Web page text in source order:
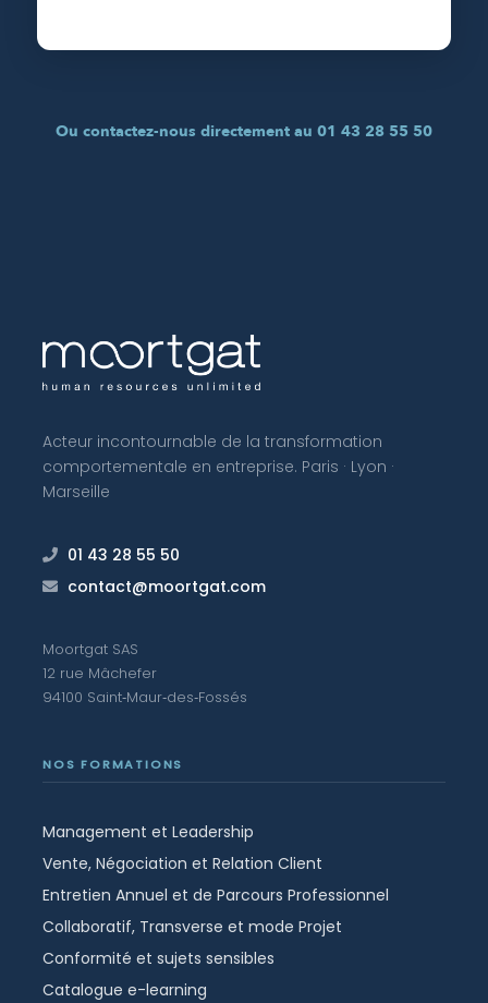
Ou contactez-nous directement au 01 43 28 55 50
Acteur incontournable de la transformation
comportementale en entreprise. Paris · Lyon ·
Marseille
01 43 28 55 50
contact@moortgat.com
Moortgat SAS
12 rue Mâchefer
94100 Saint‑Maur‑des‑Fossés
NOS FORMATIONS
Management et Leadership
Vente, Négociation et Relation Client
Entretien Annuel et de Parcours Professionnel
Collaboratif, Transverse et mode Projet
Conformité et sujets sensibles
Catalogue e-learning